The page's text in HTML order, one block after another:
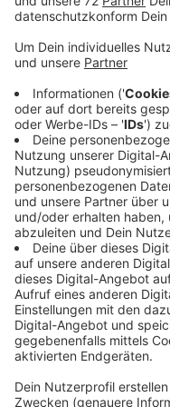
Die Gemeinde und
informiert Sie dann
Um vorherige
ist entweder
per E-Mail an
Stichwort
Bürgerinitiative hatte
gesammelt um ein
zu verhindern. Die
rechtlichen Gründen
Firmen kein
Betrieb rund um die